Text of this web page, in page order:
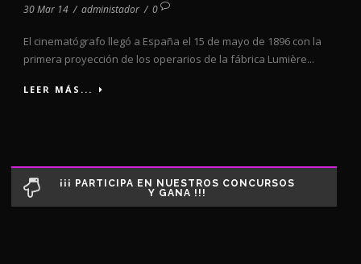
30 Mar 14 / administador / 0
El cinematógrafo llegó a España el 15 de mayo de 1896 con la
primera proyección de los operarios de la fábrica Lumière...
LEER MÁS...
¡¡¡ PARTICIPA EN NUESTROS CONCURSOS
Y GANA !!!